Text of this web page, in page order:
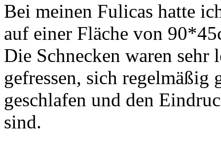
Bei meinen Fulicas hatte
auf einer Fläche von
Die Schnecken waren sehr
gefressen, sich regelmäßig
geschlafen und den
sind.